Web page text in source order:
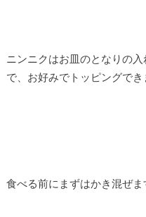
ニンニクはお皿のとなりの
で、お好みでトッピングでき
食べる前にまずはかき混ぜま